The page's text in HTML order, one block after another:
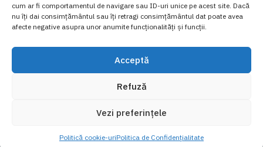
cum ar fi comportamentul de navigare sau ID-uri unice pe acest site. Dacă
nu îți dai consimțământul sau îți retragi consimțământul dat poate avea
afecte negative asupra unor anumite funcționalități și funcții.
Acceptă
Refuză
Vezi preferințele
Politică cookie-uriPolitica de Confidențialitate
© 2026 Centrul de Geometrie Auto Timișoara - Powered by